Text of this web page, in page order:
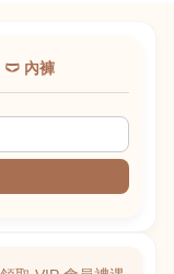
🩲 內褲